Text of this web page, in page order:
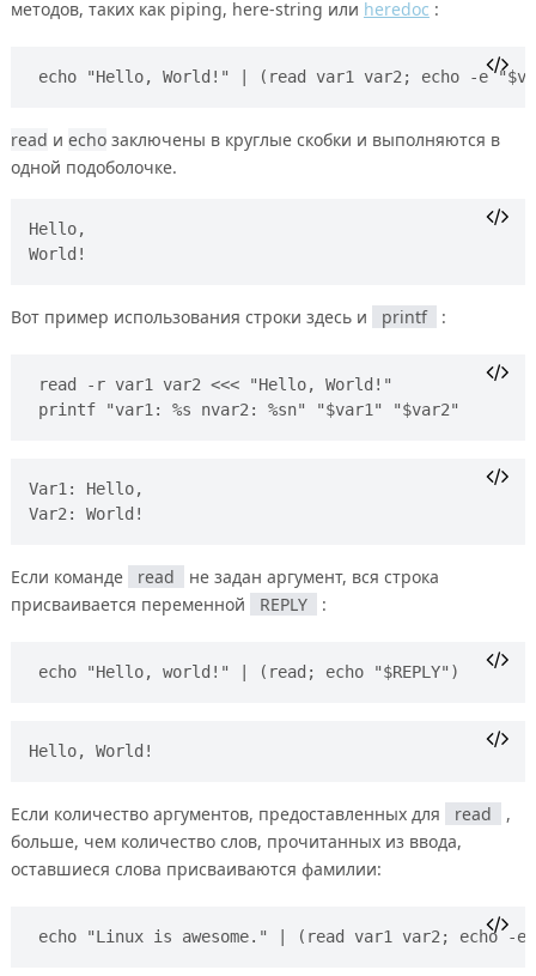
методов, таких как piping, here-string или heredoc :
echo "Hello, World!" | (read var1 var2; echo -e
read и echoзаключены в круглые скобки и выполняются в
одной подоболочке.
Hello,
Вот пример использования строки здесь и printf :
read -r var1 var2 <<< "Hello, World!"
printf "var1: %s nvar2: %sn" "$var1" "$var2"
Var1: Hello,
Если команде read
не задан аргумент, вся строка
присваивается переменной
REPLY :
echo "Hello, world!" | (read; echo "$REPLY")
Если количество аргументов, предоставленных для read
,
больше, чем количество слов, прочитанных из ввода,
оставшиеся слова присваиваются фамилии:
echo "Linux is awesome." | (read var1 var2; echo -